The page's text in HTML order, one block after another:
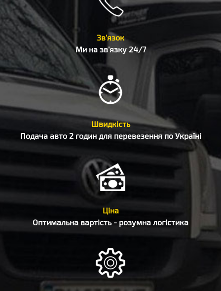
Зв'язок
Ми на зв'язку 24/7
Швидкість
Подача авто 2 годин для перевезення по Україні
Ціна
Оптимальна вартість - розумна логістика